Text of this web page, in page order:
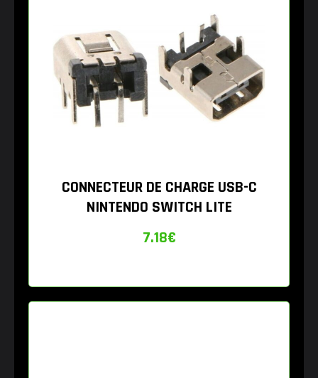
CONNECTEUR DE CHARGE USB-C
NINTENDO SWITCH LITE
7.18€